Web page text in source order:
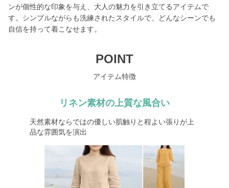
ンが個性的な印象を与え、大人の魅力を引き立てるアイテムで
す。シンプルながらも洗練されたスタイルで、どんなシーンでも
自信を持って着こなせます。
POINT
アイテム特徴
リネン素材の上質な風合い
天然素材ならではの優しい肌触りと程よい張りが上
品な雰囲気を演出